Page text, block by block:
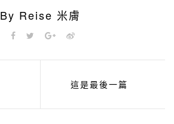
By Reise 米膚
這是最後一篇